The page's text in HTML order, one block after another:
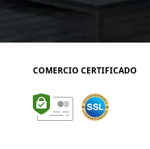
COMERCIO CERTIFICADO